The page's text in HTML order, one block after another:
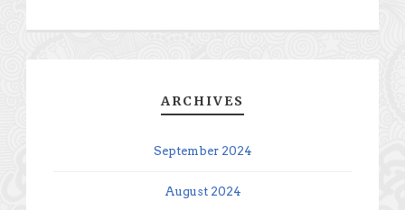
ARCHIVES
September 2024
August 2024